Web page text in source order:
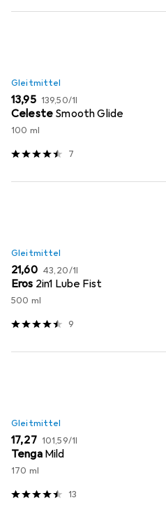
Gleitmittel
EUR
13,95 EUR
139,50/1l
Celeste Smooth Glide
100 ml
7
Gleitmittel
EUR
21,60 EUR
43,20/1l
Eros 2in1 Lube Fist
500 ml
9
Gleitmittel
EUR
17,27 EUR
101,59/1l
Tenga Mild
170 ml
13